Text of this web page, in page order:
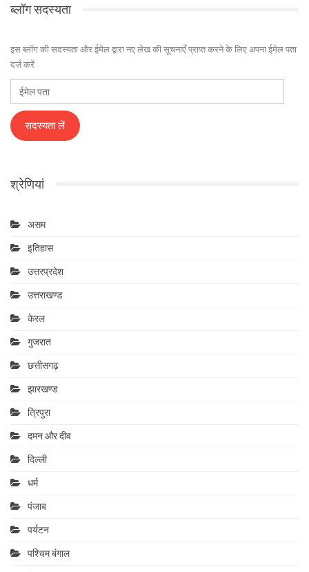
ब्लॉग सदस्यता
इस ब्लॉग की सदस्यता और ईमेल द्वारा नए लेख की सूचनाएँ प्राप्त करने के लिए अपना ईमेल पता
दर्ज करें
ईमेल
पता
सदस्यता लें
श्रेणियां
असम
इतिहास
उत्तरप्रदेश
उत्तराखण्ड
केरल
गुजरात
छत्तीसगढ़
झारखण्ड
त्रिपुरा
दमन और दीव
दिल्ली
धर्म
पंजाब
पर्यटन
पश्चिम बंगाल